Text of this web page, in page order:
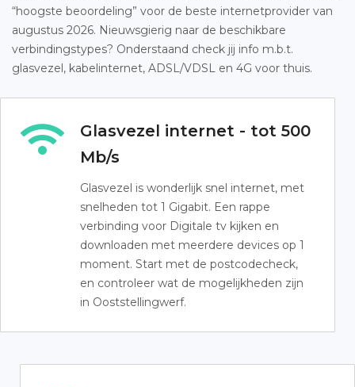
“hoogste beoordeling” voor de beste internetprovider van
augustus 2026. Nieuwsgierig naar de beschikbare
verbindingstypes? Onderstaand check jij info m.b.t.
glasvezel, kabelinternet, ADSL/VDSL en 4G voor thuis.
Glasvezel internet - tot 500
Mb/s
Glasvezel is wonderlijk snel internet, met
snelheden tot 1 Gigabit. Een rappe
verbinding voor Digitale tv kijken en
downloaden met meerdere devices op 1
moment. Start met de postcodecheck,
en controleer wat de mogelijkheden zijn
in Ooststellingwerf.